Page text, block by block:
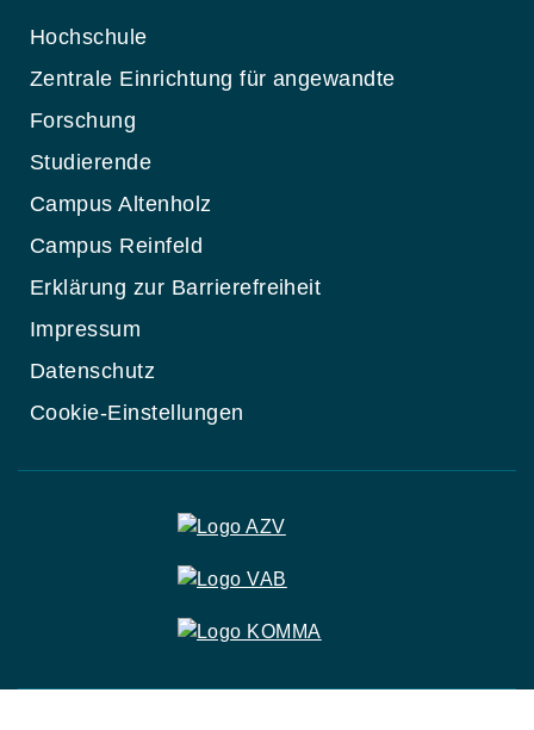
Hochschule
Zentrale Einrichtung für angewandte
Forschung
Studierende
Campus Altenholz
Campus Reinfeld
Erklärung zur Barrierefreiheit
Impressum
Datenschutz
Cookie-Einstellungen